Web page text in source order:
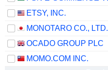
ETSY, INC.
MONOTARO CO., LTD.
OCADO GROUP PLC
MOMO.COM INC.